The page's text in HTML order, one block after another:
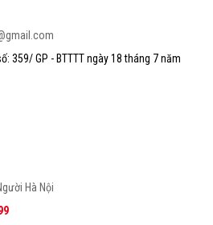
359/ GP - BTTTT ngày 18 tháng 7 năm
Hà Nội